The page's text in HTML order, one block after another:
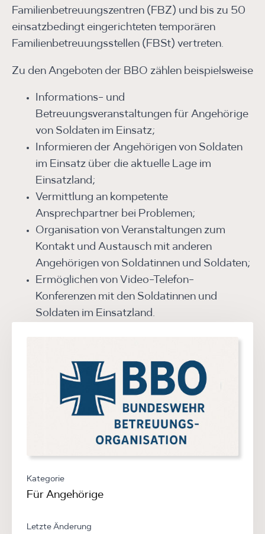
Familienbetreuungszentren (FBZ) und bis zu 50
einsatzbedingt eingerichteten temporären
Familienbetreuungsstellen (FBSt) vertreten.
Zu den Angeboten der BBO zählen beispielsweise
Informations- und
Betreuungsveranstaltungen für Angehörige
von Soldaten im Einsatz;
Informieren der Angehörigen von Soldaten
im Einsatz über die aktuelle Lage im
Einsatzland;
Vermittlung an kompetente
Ansprechpartner bei Problemen;
Organisation von Veranstaltungen zum
Kontakt und Austausch mit anderen
Angehörigen von Soldatinnen und Soldaten;
Ermöglichen von Video-Telefon-
Konferenzen mit den Soldatinnen und
Soldaten im Einsatzland.
Kategorie
Für Angehörige
Letzte Änderung